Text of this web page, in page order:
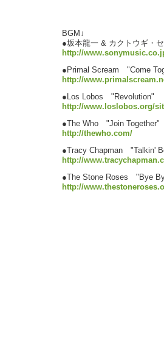
BGM↓
●坂本龍一 & カクトウギ・
http://
●Primal Scream "Come
http://
●Los Lobos "Revolution"
http://www.loslobos.org/
●The Who "Join Together"
http://thewho.com/
●Tracy Chapman "Talkin'
http://
●The Stone Roses "Bye
http://